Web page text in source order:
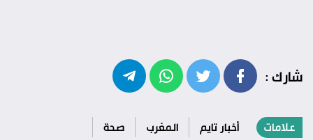
شارك :
علامات أخبار تايم المغرب
صحة